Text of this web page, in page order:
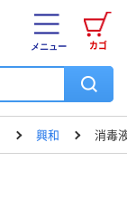
カゴ
メニュー
興和 消毒